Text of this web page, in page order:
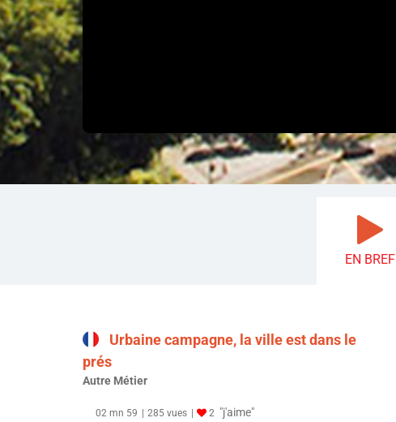
EN BREF
Urbaine campagne, la ville est dans le
prés
Autre Métier
02 mn 59 285 vues 2 "j'aime"